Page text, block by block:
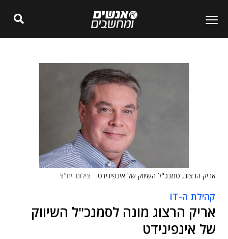
אריק הרצוג, סמנכ"ל השיווק של אינפינידט. צילום: יח"צ
קהילת ה-IT
אריק הרצוג מונה לסמנכ"ל השיווק
של אינפינידט